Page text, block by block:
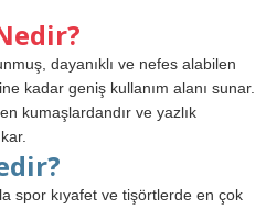
dayanıklı ve nefes alabilen
kadar geniş kullanım alanı sunar.
kumaşlardandır ve yazlık
spor kıyafet ve tişörtlerde en çok